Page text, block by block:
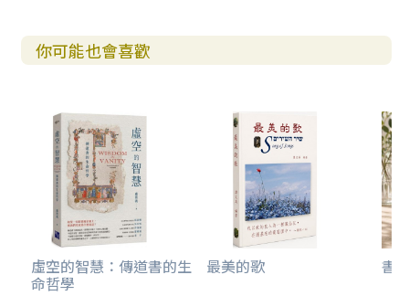
of the Old Testamen
3. 第三段落22:17–24:22引用埃及《阿梅內莫普的教導》的智
5.第五段落25:1–29:27王家格言 310
6.第六段落 30:1–33外國的智慧與謎語 313
7.第七段落 31:1–31瑪撒王利慕伊勒母親的訓言 315
箴言問題與討論 319
第七章 傳道書導論 323
前言 324
1.傳道書的結構 325
2.傳道書的分段與內容大要 328
你可能也會喜歡
虛空的智慧：傳道書的生
命哲學
最美的歌 書